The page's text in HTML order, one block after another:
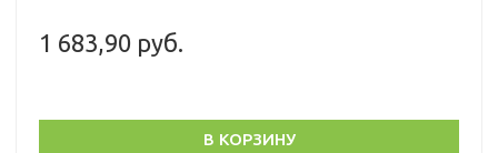
1 683,90 руб.
В КОРЗИНУ